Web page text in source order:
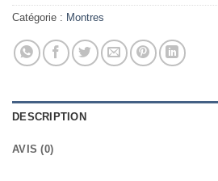
Catégorie : Montres
DESCRIPTION
AVIS (0)